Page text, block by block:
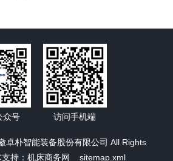
卓朴智能装备股份有限公司 All Rights
持：机床商务网 sitemap.xml
众号 访问手机端